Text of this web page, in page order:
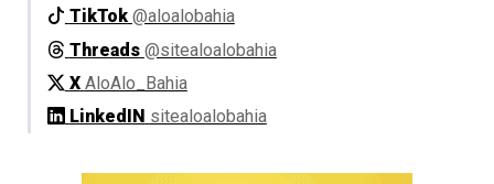
TikTok @aloalobahia
Threads @sitealoalobahia
X AloAlo_Bahia
LinkedIN sitealoalobahia